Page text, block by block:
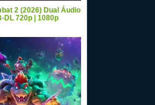
2 (2026) Dual Áudio
DL 720p | 1080p